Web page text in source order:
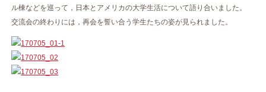
ル棟などを巡って，日本とアメリカの大学生活について語り合いました。
交流会の終わりには，再会を誓い合う学生たちの姿が見られました。